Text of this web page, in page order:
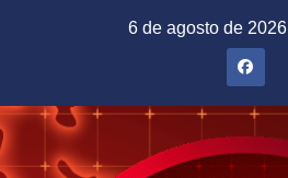
6 de agosto de 2026